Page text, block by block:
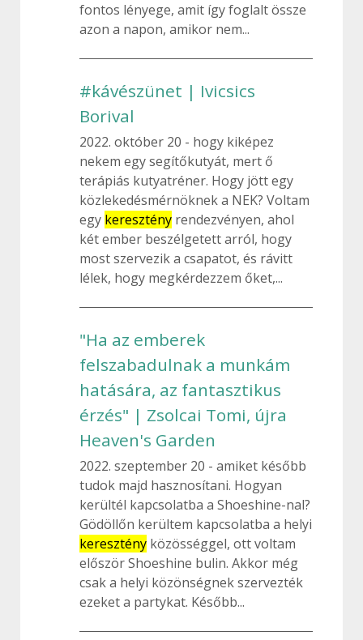
fontos lényege, amit így foglalt össze
azon a napon, amikor nem...
#kávészünet | Ivicsics
Borival
2022. október 20
hogy kiképez
nekem egy segítőkutyát, mert ő
terápiás kutyatréner. Hogy jött egy
közlekedésmérnöknek a NEK? Voltam
egy keresztény rendezvényen, ahol
két ember beszélgetett arról, hogy
most szervezik a csapatot, és rávitt
lélek, hogy megkérdezzem őket,...
"Ha az emberek
felszabadulnak a munkám
hatására, az fantasztikus
érzés" | Zsolcai Tomi, újra
Heaven's Garden
2022. szeptember 20
amiket később
tudok majd hasznosítani. Hogyan
kerültél kapcsolatba a Shoeshine-nal?
Gödöllőn kerültem kapcsolatba a helyi
keresztény közösséggel, ott voltam
először Shoeshine bulin. Akkor még
csak a helyi közönségnek szervezték
ezeket a partykat. Később...